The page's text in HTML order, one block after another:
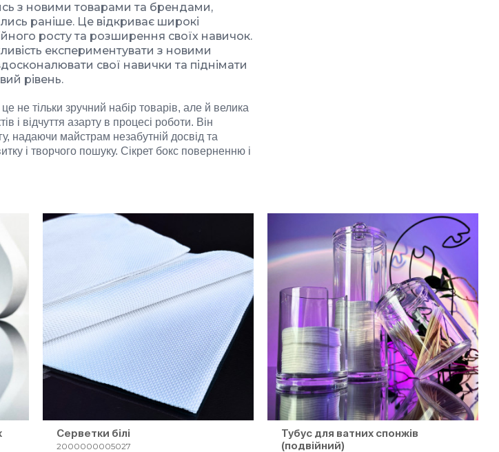
з новими товарами та брендами,
раніше. Це відкриває широкі
росту та розширення своїх навичок.
експериментувати з новими
свої навички та піднімати
рівень.
не тільки зручний набір товарів, але й велика
і відчуття азарту в процесі роботи. Він
надаючи майстрам незабутній досвід та
і творчого пошуку. Сікрет бокс поверненню і
Серветки білі
2000000005027
Тубус для ватних спонжів
(подвійний)